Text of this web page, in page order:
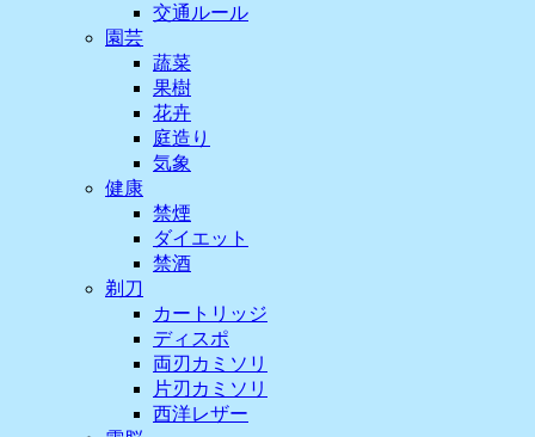
交通ルール
園芸
蔬菜
果樹
花卉
庭造り
気象
健康
禁煙
ダイエット
禁酒
剃刀
カートリッジ
ディスポ
両刃カミソリ
片刃カミソリ
西洋レザー